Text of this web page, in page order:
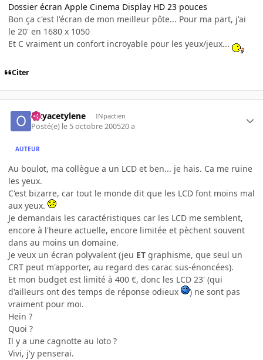
Dossier écran Apple Cinema Display HD 23 pouces
Bon ça c'est l'écran de mon meilleur pôte... Pour ma part, j'ai
le 20' en 1680 x 1050
Et C vraiment un confort incroyable pour les yeux/jeux...
Citer
Oxyacetylene INpactien
Posté(e) le 5 octobre 200520 a
AUTEUR
Au boulot, ma collègue a un LCD et ben... je hais. Ca me ruine
les yeux.
C'est bizarre, car tout le monde dit que les LCD font moins mal
aux yeux.
Je demandais les caractéristiques car les LCD me semblent,
encore à l'heure actuelle, encore limitée et pèchent souvent
dans au moins un domaine.
Je veux un écran polyvalent (jeu ET graphisme, que seul un
CRT peut m'apporter, au regard des carac sus-énoncées).
Et mon budget est limité à 400 €, donc les LCD 23' (qui
d'ailleurs ont des temps de réponse odieux
) ne sont pas
vraiment pour moi.
Hein ?
Quoi ?
Il y a une cagnotte au loto ?
Vivi, j'y penserai.